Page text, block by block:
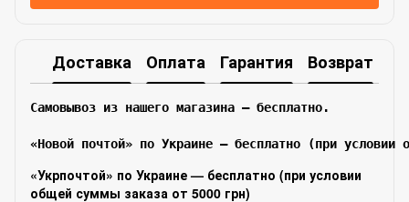
Доставка Оплата Гарантия Возврат
Самовывоз из нашего магазина – бесплатно.
«Новой почтой» по Украине — бесплатно (при условии
«Укрпочтой» по Украине — бесплатно (при условии
общей суммы заказа от 5000 грн)